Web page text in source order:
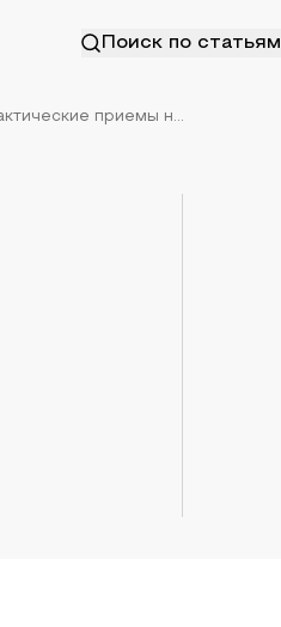
Поиск по статьям
приемы н...